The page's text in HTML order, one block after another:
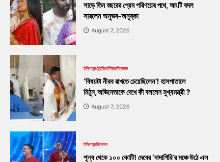
সাড়ে তিন বছরের প্রেম পরিণয়ের পথে, আংটি বদল
সারলেন অনুভব-অনুষ্কা
August 7, 2026
টলিপাড়াট্রেন্ডিংবলিউডবিনোদন
‘বিষয়টা নীরব রাখতে চেয়েছিলেন’! হাসপাতালে
মিঠুন,অভিনেতাকে দেখে কী বললেন মুখ্যমন্ত্রী ?
August 7, 2026
টলিপাড়াবিনোদন
শূন্য থেকে ১০০ কোটি! দেবের ‘দাদাগিরি’র মঞ্চে উঠে এল